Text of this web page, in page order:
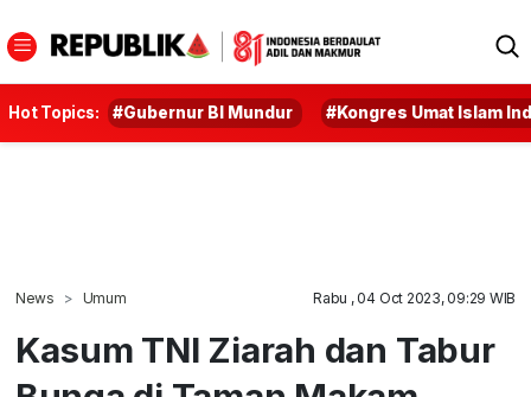
Hot Topics: #Gubernur BI Mundur #Kongres Umat Islam
News Umum Rabu , 04 Oct 2023, 09:29 WIB
Kasum TNI Ziarah dan Tabur